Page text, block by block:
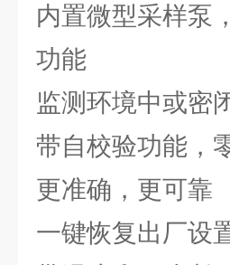
内置微型采样泵
功能
监测环境中或密
带自校验功能，
更准确，更可靠
一键恢复出厂设